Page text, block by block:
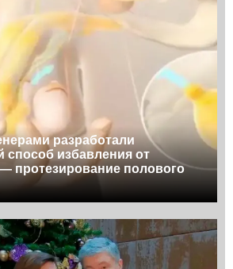
разработали
способ избавления от
протезирование полового